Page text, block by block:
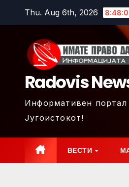
Thu. Aug 6th, 2026
Radovis
Информативен портал
Југоистокот!
ВЕСТИ